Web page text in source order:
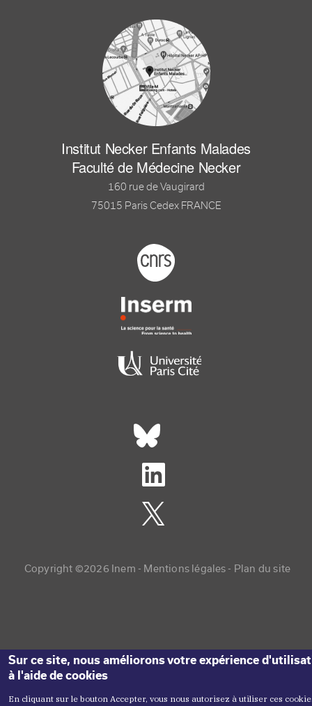
Institut Necker Enfants Malades
Faculté de Médecine Necker
160 rue de Vaugirard
75015 Paris Cedex FRANCE
Footer logo tutelles
Réseaux sociaux footer
Copyright ©2026 Inem - Copyright menu
Mentions légales Plan du site
Sur ce site, nous améliorons votre expérience
à l'aide de cookies
En cliquant sur le bouton Accepter, vous nous autorisez à utiliser ces